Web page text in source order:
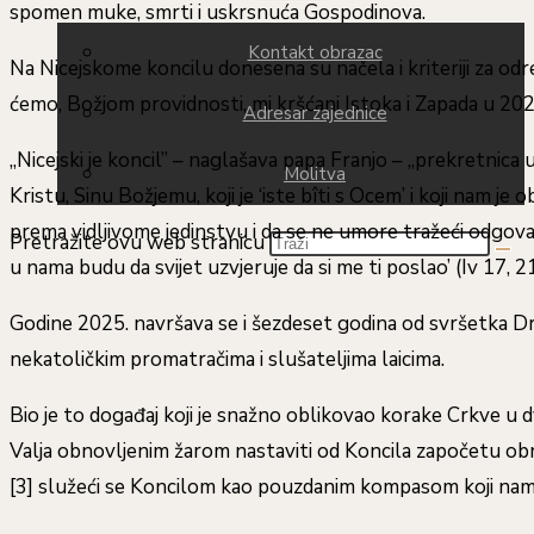
Kontakt obrazac
Adresar zajednice
Molitva
Pretražite ovu web stranicu
spomen muke, smrti i uskrsnuća Gospodinova.
Na Nicejskome koncilu donesena su načela i kriteriji za
ćemo, Božjom providnosti, mi kršćani Istoka i Zapada u
„Nicejski je koncil” – naglašava papa Franjo –
Kristu, Sinu Božjemu, koji je ‘iste bîti s Ocem’ i koji nam
prema vidljivome jedinstvu i da se ne umore tražeći
u nama budu da svijet uzvjeruje da si me ti poslao’ (Iv 17,
Godine 2025. navršava se i šezdeset godina od svršetka
nekatoličkim promatračima i slušateljima laicima.
Bio je to događaj koji je snažno oblikovao korake Crkve u
Valja obnovljenim žarom nastaviti od Koncila započetu
[3] služeći se Koncilom kao pouzdanim kompasom koji